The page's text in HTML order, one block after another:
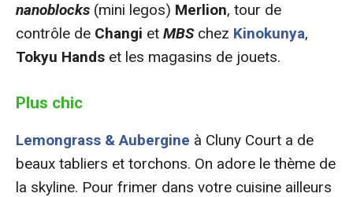
nanoblocks (mini legos) Merlion, tour de
contrôle de Changi et MBSchez Kinokunya,
Tokyu Hands et les magasins de jouets.
Plus chic
Lemongrass & Aubergine à Cluny Court a de
beaux tabliers et torchons. On adore le thème de
la skyline. Pour frimer dans votre cuisine ailleurs